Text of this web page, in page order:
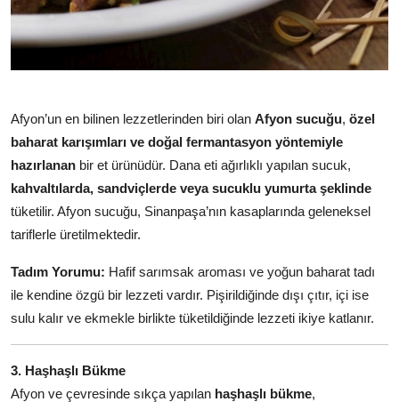
Afyon’un en bilinen lezzetlerinden biri olan Afyon sucuğu, özel
baharat karışımları ve doğal fermantasyon yöntemiyle
hazırlanan bir et ürünüdür. Dana eti ağırlıklı yapılan sucuk,
kahvaltılarda, sandviçlerde veya sucuklu yumurta şeklinde
tüketilir. Afyon sucuğu, Sinanpaşa’nın kasaplarında geleneksel
tariflerle üretilmektedir.
Tadım Yorumu: Hafif sarımsak aroması ve yoğun baharat tadı
ile kendine özgü bir lezzeti vardır. Pişirildiğinde dışı çıtır, içi ise
sulu kalır ve ekmekle birlikte tüketildiğinde lezzeti ikiye katlanır.
3. Haşhaşlı Bükme
Afyon ve çevresinde sıkça yapılan haşhaşlı bükme,